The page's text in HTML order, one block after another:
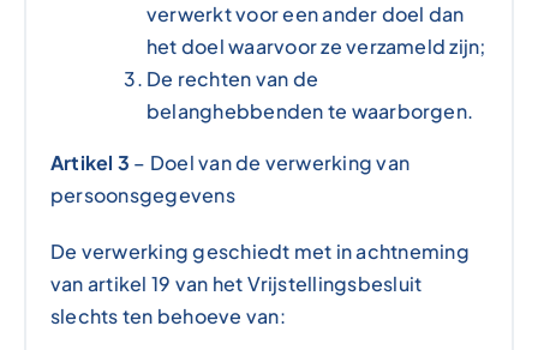
verwerkt voor een ander doel dan
het doel waarvoor ze verzameld zijn;
De rechten van de
belanghebbenden te waarborgen.
Artikel 3 – Doel van de verwerking van
persoonsgegevens
De verwerking geschiedt met in achtneming
van artikel 19 van het Vrijstellingsbesluit
slechts ten behoeve van: